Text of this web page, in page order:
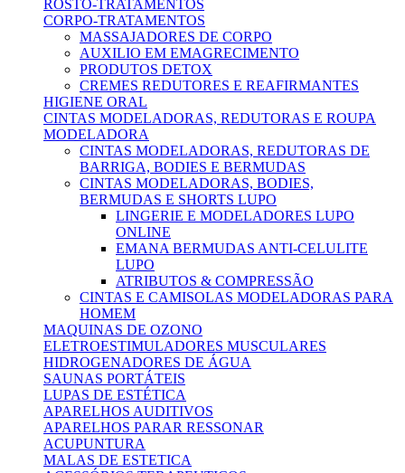
ROSTO-TRATAMENTOS
CORPO-TRATAMENTOS
MASSAJADORES DE CORPO
AUXILIO EM EMAGRECIMENTO
PRODUTOS DETOX
CREMES REDUTORES E REAFIRMANTES
HIGIENE ORAL
CINTAS MODELADORAS, REDUTORAS E ROUPA
MODELADORA
CINTAS MODELADORAS, REDUTORAS DE
BARRIGA, BODIES E BERMUDAS
CINTAS MODELADORAS, BODIES,
BERMUDAS E SHORTS LUPO
LINGERIE E MODELADORES LUPO
ONLINE
EMANA BERMUDAS ANTI-CELULITE
LUPO
ATRIBUTOS & COMPRESSÃO
CINTAS E CAMISOLAS MODELADORAS PARA
HOMEM
MAQUINAS DE OZONO
ELETROESTIMULADORES MUSCULARES
HIDROGENADORES DE ÁGUA
SAUNAS PORTÁTEIS
LUPAS DE ESTÉTICA
APARELHOS AUDITIVOS
APARELHOS PARAR RESSONAR
ACUPUNTURA
MALAS DE ESTETICA